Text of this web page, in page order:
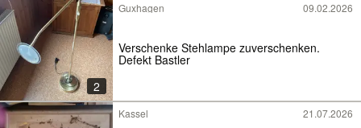
2
Guxhagen 09.02.2026
Verschenke Stehlampe zuverschenken.
Defekt Bastler
Kassel 21.07.2026